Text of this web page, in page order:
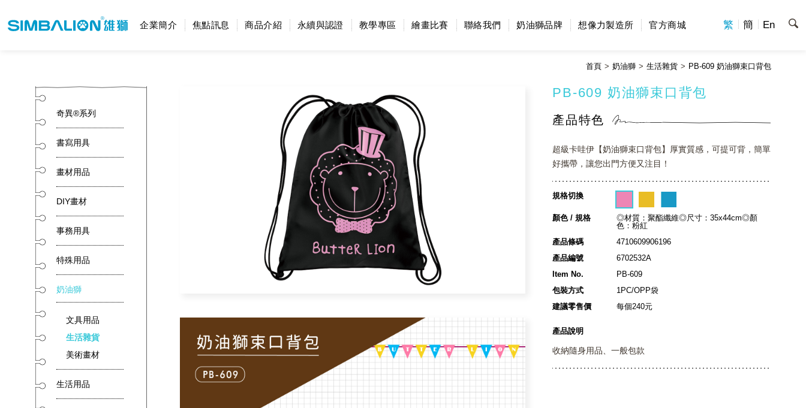
企業簡介 焦點訊息 商品介紹 永續與認證 教學專區 繪畫比賽 聯絡我們 奶油獅品牌 想像力製造所 官方商城 繁 簡 En
首頁 奶油獅 生活雜貨 PB-609 奶油獅束口背包
奇異®系列
書寫用具
畫材用品
DIY畫材
事務用具
特殊用品
奶油獅
文具用品
生活雜貨
美術畫材
生活用品
PB-609 奶油獅束口背包
產品特色
超級卡哇伊【奶油獅束口背包】厚實質感，可提可背，簡單
好攜帶，讓您出門方便又注目！
規格切換
顏色 / 規格
◎材質：聚酯纖維◎尺寸：35x44cm◎顏
色：粉紅
產品條碼
4710609906196
產品編號
6702532A
Item No.
PB-609
包裝方式
1PC/OPP袋
建議零售價
每個240元
產品說明
收納隨身用品、一般包款